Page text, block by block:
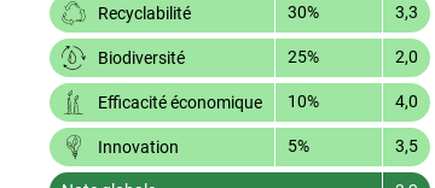
Recyclabilité 30% 3,3
Biodiversité 25% 2,0
Efficacité économique 10% 4,0
Innovation 5% 3,5